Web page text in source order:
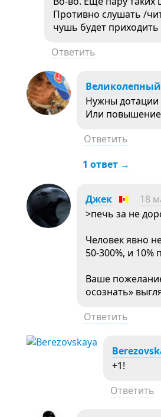
Противно слушать /
чушь будет
Ответить
Великолепный
Нужны дотации
Или
Ответить
1 ответ →
Джек 18
>печь за не
Человек явно
50-300%, и
Ваше
осознать»
Ответить
+1!
Ответить